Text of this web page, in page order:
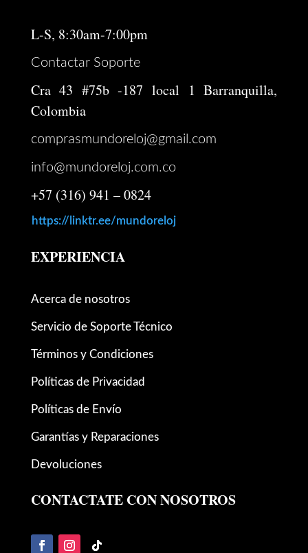
L-S, 8:30am-7:00pm
Contactar Soporte
Cra 43 #75b -187 local 1 Barranquilla,
Colombia
comprasmundoreloj@gmail.com
info@mundoreloj.com.co
+57 (316) 941 – 0824
https://linktr.ee/mundoreloj
EXPERIENCIA
Acerca de nosotros
Servicio de Soporte Técnico
Términos y Condiciones
Políticas de Privacidad
Políticas de Envío
Garantías y Reparaciones
Devoluciones
CONTACTATE CON NOSOTROS